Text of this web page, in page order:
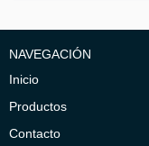
NAVEGACIÓN
Inicio
Productos
Contacto